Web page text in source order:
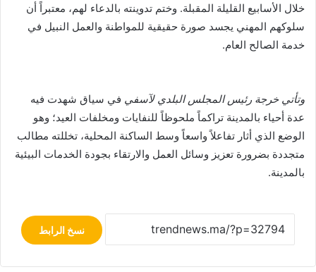
خلال الأسابيع القليلة المقبلة. وختم تدوينته بالدعاء لهم، معتبراً أن
سلوكهم المهني يجسد صورة حقيقية للمواطنة والعمل النبيل في
خدمة الصالح العام.
وتأتي خرجة رئيس المجلس البلدي لآسفي في سياق شهدت فيه
عدة أحياء بالمدينة تراكماً ملحوظاً للنفايات ومخلفات العيد؛ وهو
الوضع الذي أثار تفاعلاً واسعاً وسط الساكنة المحلية، تخللته مطالب
متجددة بضرورة تعزيز وسائل العمل والارتقاء بجودة الخدمات البيئية
بالمدينة.
نسخ الرابط